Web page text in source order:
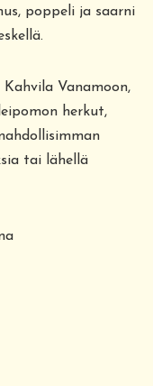
poppeli ja saarni
Vanamoon,
herkut,
tai lähellä